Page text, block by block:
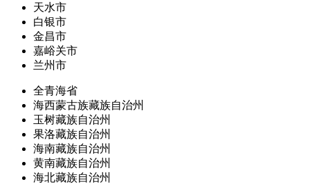
天水市
白银市
金昌市
嘉峪关市
兰州市
全青海省
海西蒙古族藏族自治州
玉树藏族自治州
果洛藏族自治州
海南藏族自治州
黄南藏族自治州
海北藏族自治州